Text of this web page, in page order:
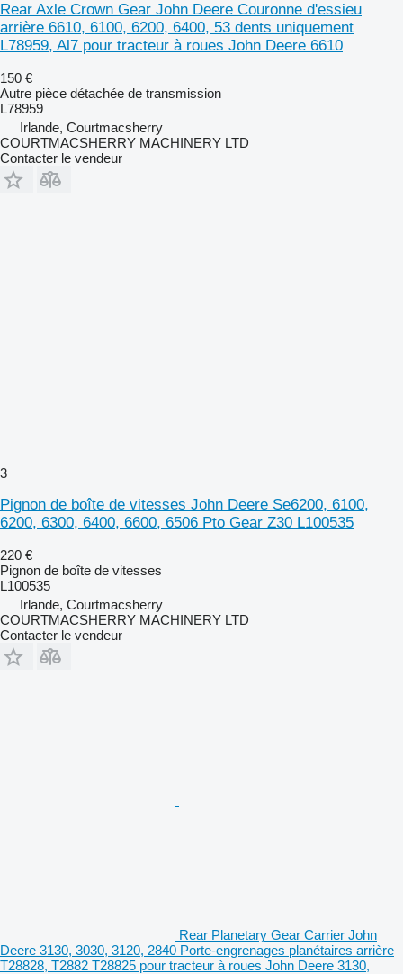
Rear Axle Crown Gear John Deere Couronne d'essieu
arrière 6610, 6100, 6200, 6400, 53 dents uniquement
L78959, Al7 pour tracteur à roues John Deere 6610
150 €
Autre pièce détachée de transmission
L78959
Irlande, Courtmacsherry
COURTMACSHERRY MACHINERY LTD
Contacter le vendeur
3
Pignon de boîte de vitesses John Deere Se6200, 6100,
6200, 6300, 6400, 6600, 6506 Pto Gear Z30 L100535
220 €
Pignon de boîte de vitesses
L100535
Irlande, Courtmacsherry
COURTMACSHERRY MACHINERY LTD
Contacter le vendeur
Rear Planetary Gear Carrier John
Deere 3130, 3030, 3120, 2840 Porte-engrenages planétaires arrière
T28828, T2882 T28825 pour tracteur à roues John Deere 3130,